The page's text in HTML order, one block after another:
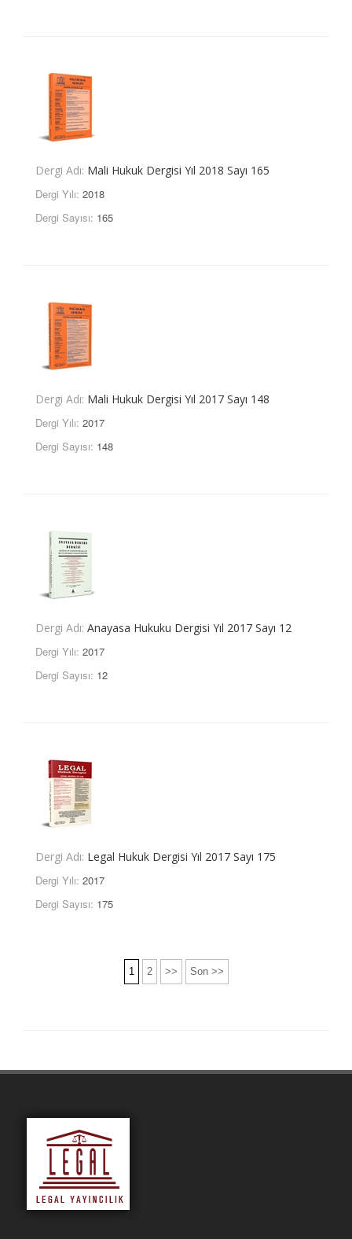
Dergi Adı: Mali Hukuk Dergisi Yıl 2018 Sayı 165
Dergi Yılı: 2018
Dergi Sayısı: 165
Dergi Adı: Mali Hukuk Dergisi Yıl 2017 Sayı 148
Dergi Yılı: 2017
Dergi Sayısı: 148
Dergi Adı: Anayasa Hukuku Dergisi Yıl 2017 Sayı 12
Dergi Yılı: 2017
Dergi Sayısı: 12
Dergi Adı: Legal Hukuk Dergisi Yıl 2017 Sayı 175
Dergi Yılı: 2017
Dergi Sayısı: 175
1 2 >> Son >>